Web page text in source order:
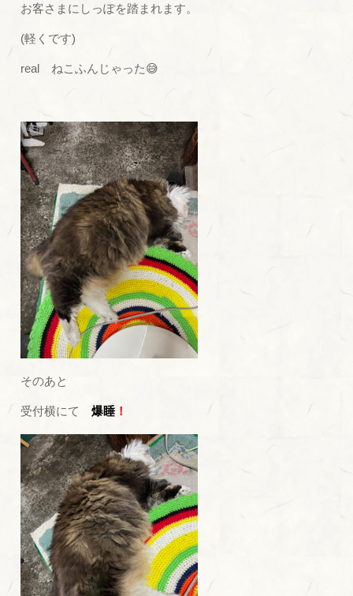
お客さまにしっぽを踏まれます。
(軽くです)
real ねこふんじゃった😅
そのあと
受付横にて爆睡 ！